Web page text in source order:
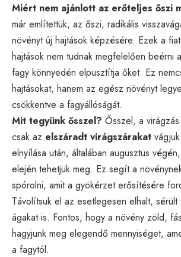
Miért nem ajánlott az erőteljes őszi
már említettük, az őszi, radikális
növényt új hajtások képzésére. Ezek a
hajtások nem tudnak megfelelően beérni
fagy könnyedén elpusztítja őket. Ez
hajtásokat, hanem az egész növényt
csökkentve a fagyállóságát.
Mit tegyünk ősszel? Ősszel, a
csak az elszáradt virágszárakat
elnyílása után, általában augusztus
elején tehetjük meg. Ez segít a
spórolni, amit a gyökérzet erősítésére
Távolítsuk el az esetlegesen elhalt,
ágakat is. Fontos, hogy a növény zöld,
hagyjunk meg elegendő mennyiséget,
a fagytól.